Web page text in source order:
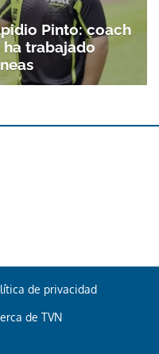
Pinto: coach
ha trabajado
de privacidad
de TVN